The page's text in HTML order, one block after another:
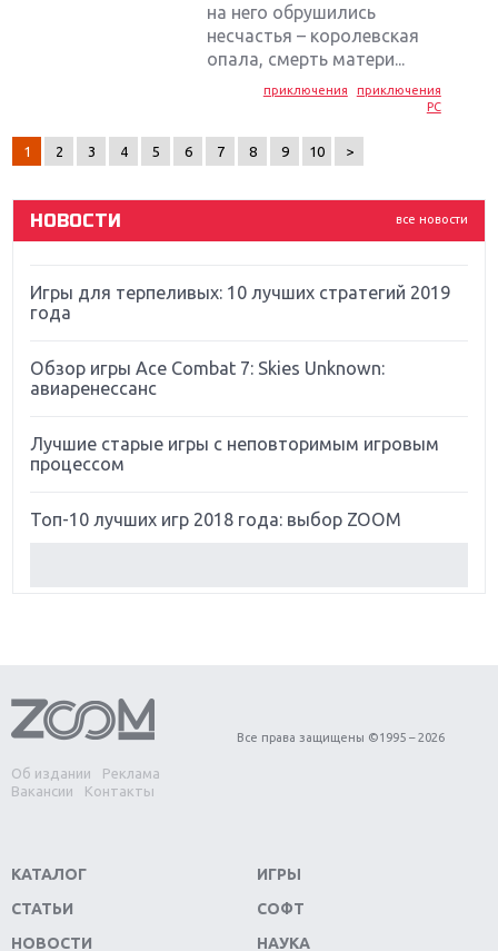
на него обрушились
несчастья – королевская
опала, смерть матери...
приключения
приключения
PC
1 2 3 4 5 6 7 8 9 10 >
все новости
НОВОСТИ
Крупнейшие релизы мая: Nintendo, Microsoft и
Новинки для Nintendo Switch: Labo, South Park и
Far Cry 5: хвалить нельзя ругать
Игры для терпеливых: 10 лучших стратегий 2019
года
Обзор игры Ace Combat 7: Skies Unknown:
авиаренессанс
Лучшие старые игры с неповторимым игровым
процессом
Топ-10 лучших игр 2018 года: выбор ZOOM
Обзор игры Forza Horizon 4: вершина эволюции
Две важных новинки для консолей: Spider-Man и
Divinity Original Sin 2
Switch
Обзор игры The Crew 2: покорение Америки
Об издании
Реклама
Вакансии
Контакты
Все права защищены ©1995 – 2026
КАТАЛОГ
СТАТЬИ
НОВОСТИ
ИГРЫ
СОФТ
НАУКА